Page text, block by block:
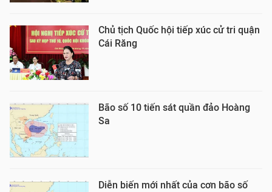
Chủ tịch Quốc hội tiếp xúc cử tri quận
Cái Răng
Bão số 10 tiến sát quần đảo Hoàng
Sa
Diễn biến mới nhất của cơn bão số